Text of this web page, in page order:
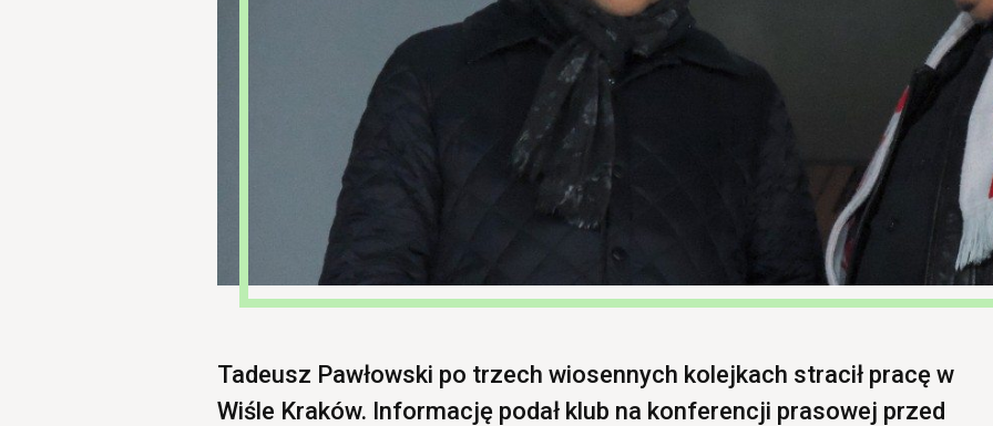
Tadeusz Pawłowski po trzech wiosennych kolejkach stracił pracę w
Wiśle Kraków. Informację podał klub na konferencji prasowej przed